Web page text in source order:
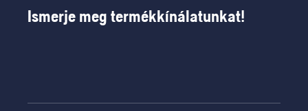
Ismerje meg termékkínálatunkat!